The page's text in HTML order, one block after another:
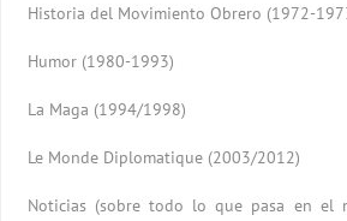
Historia del Movimiento Obrero (1972-
Humor (1980-1993)
La Maga (1994/1998)
Le Monde Diplomatique (2003/2012)
Noticias (sobre todo lo que pasa en el